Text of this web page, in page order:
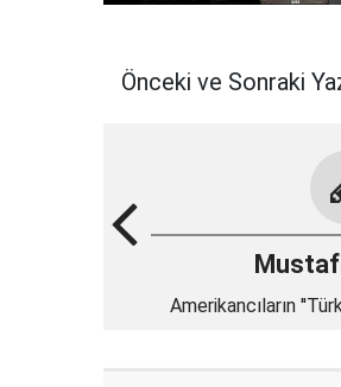
Önceki ve Sonraki
Amerikancıların